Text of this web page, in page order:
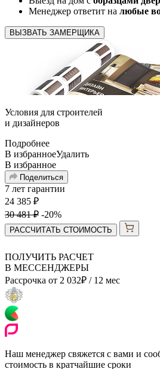
Менеджер ответит на любые
ВЫЗВАТЬ ЗАМЕРЩИКА
Условия для строителей
и дизайнеров
Подробнее
В избранноеУдалить
В избранное
Поделиться
7 лет гарантии
24 385 ₽
30 481₽ -20%
РАССЧИТАТЬ СТОИМОСТЬ
ПОЛУЧИТЬ РАСЧЕТ
В МЕССЕНДЖЕРЫ
Рассрочка от 2 032₽ / 12 мес
Наш менеджер свяжется с вами и
стоимость в кратчайшие сроки